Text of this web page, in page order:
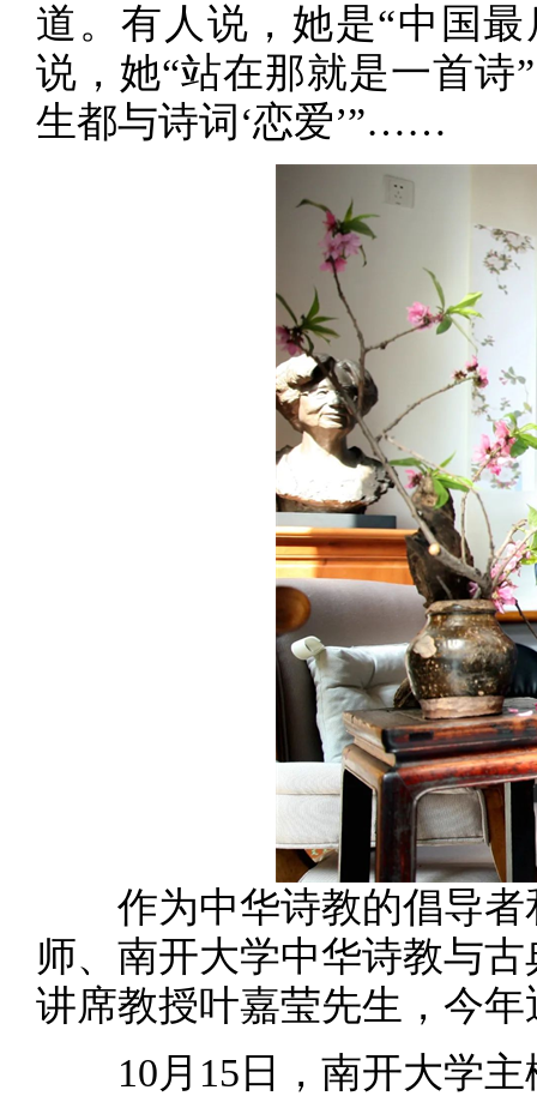
道。有人说，她是“中国
说，她“站在那就是一首诗
生都与诗词‘恋爱’”……
作为中华诗教的倡导者
师、南开大学中华诗教与
讲席教授叶嘉莹先生，今
10月15日，南开大学主